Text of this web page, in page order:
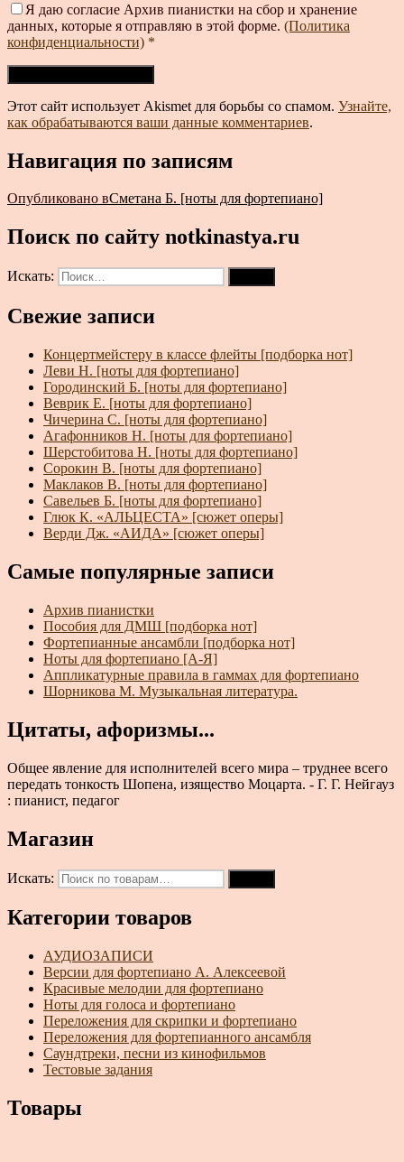
Я даю согласие Архив пианистки на сбор и хранение
данных, которые я отправляю в этой форме. (Политика
конфиденциальности) *
Этот сайт использует Akismet для борьбы со спамом. Узнайте,
как обрабатываются ваши данные комментариев.
Навигация по записям
Опубликовано вСметана Б. [ноты для фортепиано]
Поиск по сайту notkinastya.ru
Искать:
Свежие записи
Концертмейстеру в классе флейты [подборка нот]
Леви Н. [ноты для фортепиано]
Городинский Б. [ноты для фортепиано]
Веврик Е. [ноты для фортепиано]
Чичерина С. [ноты для фортепиано]
Агафонников Н. [ноты для фортепиано]
Шерстобитова Н. [ноты для фортепиано]
Сорокин В. [ноты для фортепиано]
Маклаков В. [ноты для фортепиано]
Савельев Б. [ноты для фортепиано]
Глюк К. «АЛЬЦЕСТА» [сюжет оперы]
Верди Дж. «АИДА» [сюжет оперы]
Самые популярные записи
Архив пианистки
Пособия для ДМШ [подборка нот]
Фортепианные ансамбли [подборка нот]
Ноты для фортепиано [А-Я]
Аппликатурные правила в гаммах для фортепиано
Шорникова М. Музыкальная литература.
Цитаты, афоризмы...
Общее явление для исполнителей всего мира – труднее всего
передать тонкость Шопена, изящество Моцарта. - Г. Г. Нейгауз
: пианист, педагог
Магазин
Искать:
Категории товаров
АУДИОЗАПИСИ
Версии для фортепиано А. Алексеевой
Красивые мелодии для фортепиано
Ноты для голоса и фортепиано
Переложения для скрипки и фортепиано
Переложения для фортепианного ансамбля
Саундтреки, песни из кинофильмов
Тестовые задания
Товары